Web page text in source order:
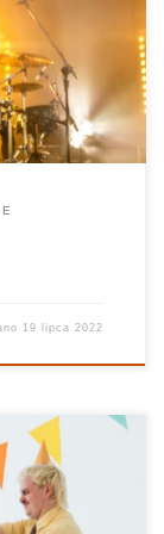
Kasia
możemy […]
19 lipca 2022
projektów.